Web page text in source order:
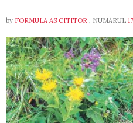
by FORMULA AS CITITOR , NUMĂRUL